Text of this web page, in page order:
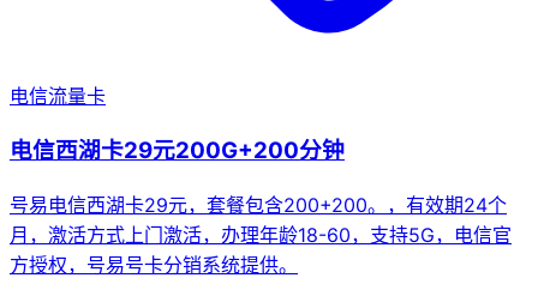
电信流量卡
电信西湖卡29元200G+200分钟
号易电信西湖卡29元，套餐包含200+200。，有效期24个
月，激活方式上门激活，办理年龄18-60，支持5G，电信官
方授权，号易号卡分销系统提供。